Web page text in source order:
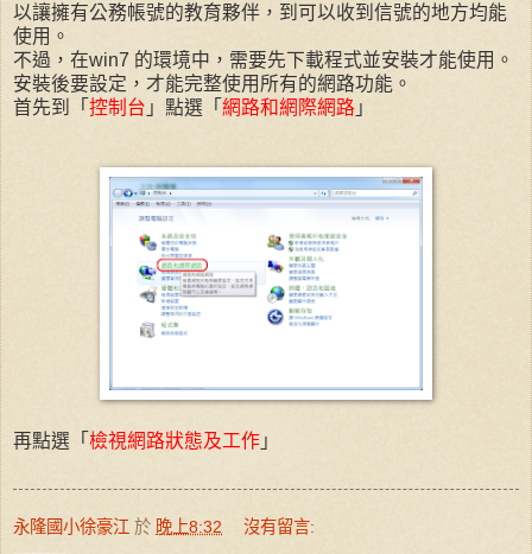
以讓擁有公務帳號的教育夥伴，到可以收到信號的地方均能
使用。
不過，在win7 的環境中，需要先下載程式並安裝才能使用。
安裝後要設定，才能完整使用所有的網路功能。
首先到「 控制台 」點選「 網路和網際網路 」
再點選「 檢視網路狀態及工作 」
永隆國小徐豪江 於 晚上8:32 沒有留言: